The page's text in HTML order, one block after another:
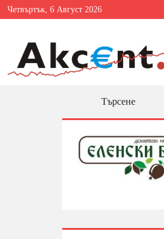
Четвъртък, 6 Август 2026
Търсене